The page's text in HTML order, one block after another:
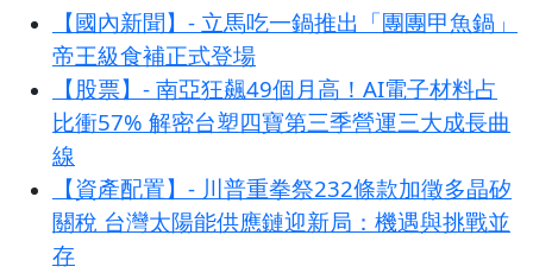
【國內新聞】- 立馬吃一鍋推出「團團甲魚鍋」
帝王級食補正式登場
【股票】- 南亞狂飆49個月高！AI電子材料占
比衝57% 解密台塑四寶第三季營運三大成長曲
線
【資產配置】- 川普重拳祭232條款加徵多晶矽
關稅 台灣太陽能供應鏈迎新局：機遇與挑戰並
存